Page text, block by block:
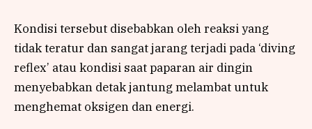
Kondisi tersebut disebabkan oleh reaksi yang
tidak teratur dan sangat jarang terjadi pada ‘diving
reflex’ atau kondisi saat paparan air dingin
menyebabkan detak jantung melambat untuk
menghemat oksigen dan energi.